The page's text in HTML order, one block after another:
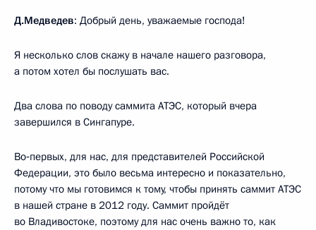
Д.Медведев: Добрый день, уважаемые господа!
Я несколько слов скажу в начале нашего разговора,
а потом хотел бы послушать вас.
Два слова по поводу саммита АТЭС, который вчера
завершился в Сингапуре.
Во‑первых, для нас, для представителей Российской
Федерации, это было весьма интересно и показательно,
потому что мы готовимся к тому, чтобы принять саммит АТЭС
в нашей стране в 2012 году. Саммит пройдёт
во Владивостоке, поэтому для нас очень важно то, как